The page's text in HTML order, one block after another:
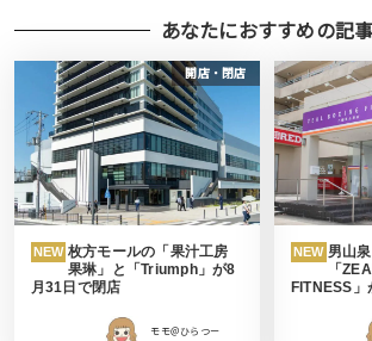
あなたにおすすめの記
開店・閉店
NEW 枚方モールの「果汁工房
果琳」と「Triumph」が8
月31日で閉店
モモ＠ひらつー
NEW 男山
「
FITNESS」